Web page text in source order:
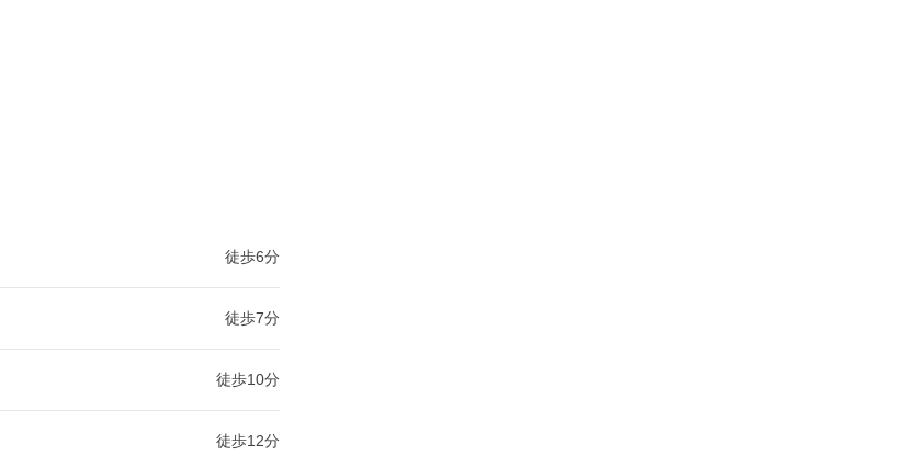
徒歩6分
徒歩7分
徒歩10分
徒歩12分